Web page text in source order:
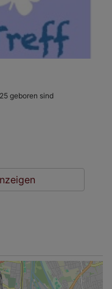
geboren sind